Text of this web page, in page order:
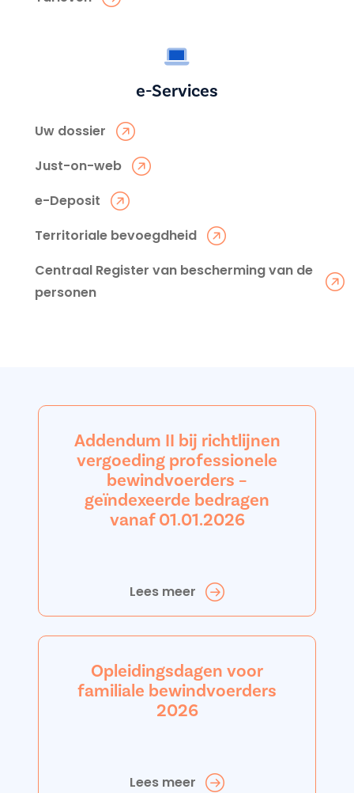
e-Services
Uw dossier
Just-on-web
e-Deposit
Territoriale bevoegdheid
Centraal Register van bescherming van de
personen
Addendum II bij richtlijnen
vergoeding professionele
bewindvoerders –
geïndexeerde bedragen
vanaf 01.01.2026
Lees meer
Opleidingsdagen voor
familiale bewindvoerders
2026
Lees meer